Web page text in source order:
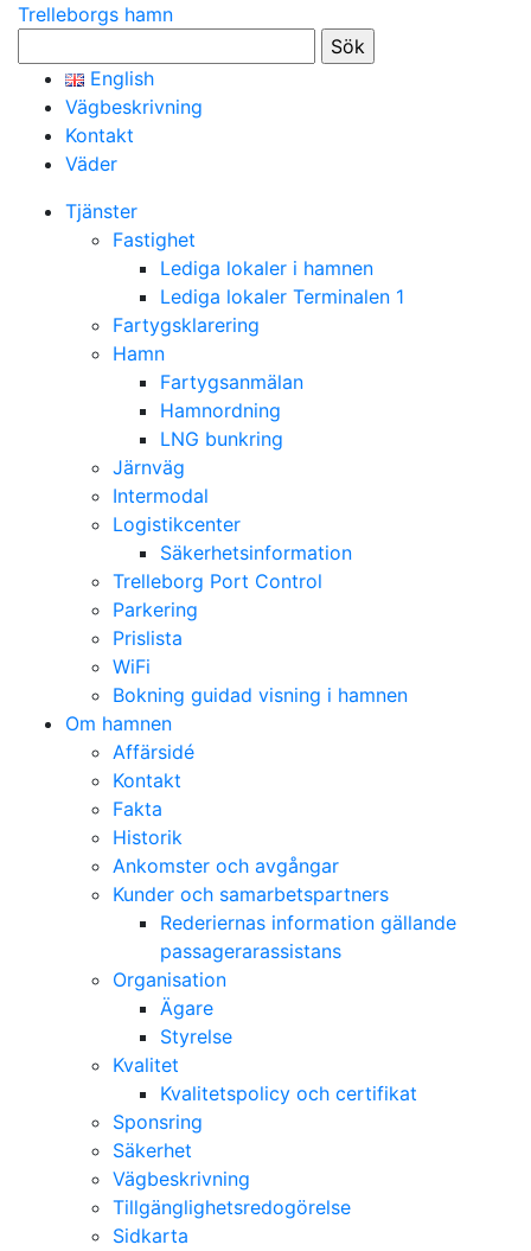
Trelleborgs hamn
efter:
English
Vägbeskrivning
Kontakt
Väder
Tjänster
Fastighet
Lediga lokaler i hamnen
Lediga lokaler Terminalen 1
Fartygsklarering
Hamn
Fartygsanmälan
Hamnordning
LNG bunkring
Järnväg
Intermodal
Logistikcenter
Säkerhetsinformation
Trelleborg Port Control
Parkering
Prislista
WiFi
Bokning guidad visning i hamnen
Om hamnen
Affärsidé
Kontakt
Fakta
Historik
Ankomster och avgångar
Kunder och samarbetspartners
Rederiernas information gällande
passagerarassistans
Organisation
Ägare
Styrelse
Kvalitet
Kvalitetspolicy och certifikat
Sponsring
Säkerhet
Vägbeskrivning
Tillgänglighetsredogörelse
Sidkarta